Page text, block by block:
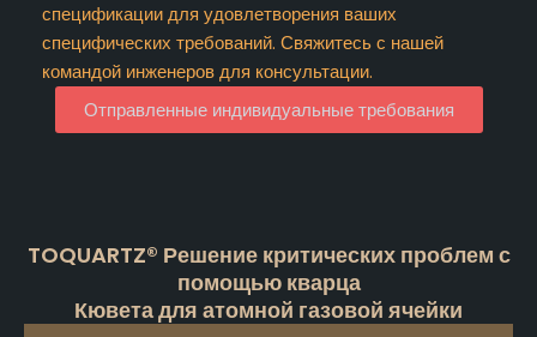
спецификации для удовлетворения ваших
специфических требований. Свяжитесь с нашей
командой инженеров для консультации.
Отправленные индивидуальные требования
TOQUARTZ® Решение критических проблем с
помощью кварца
Кювета для атомной газовой ячейки